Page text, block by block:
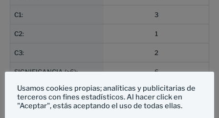
3
1
2
6
Contaminación del suelo y
aguas / cambio Climático
Usamos cookies propias; analíticas y publicitarias de
terceros con fines estadísticos. Al hacer click en
"Aceptar", estás aceptando el uso de todas ellas.